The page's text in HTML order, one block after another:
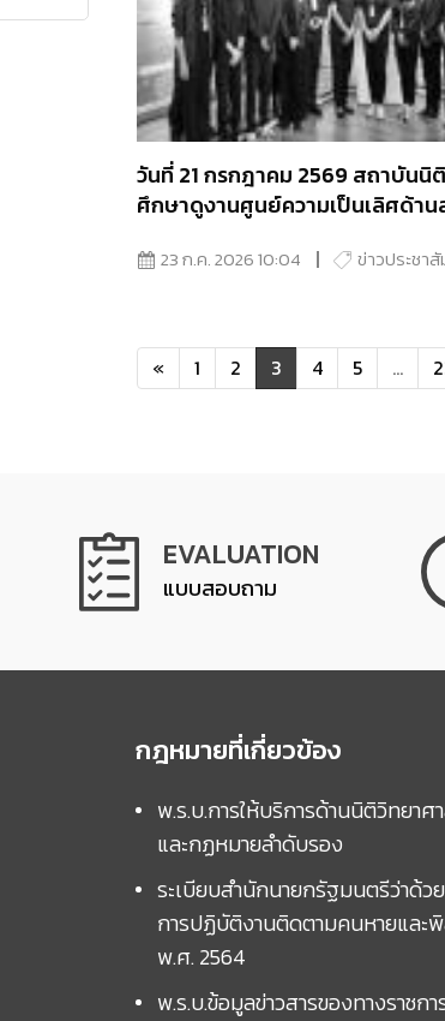
วันที่ 21 กรกฎาคม 2569 สถาบันนิ
ศึกษาดูงานศูนย์ความเป็นเลิศด้าน
แนวทางตรวจพิสูจน์หลักฐานทางพื
23 ก.ค. 2026 10:04 ข่าวประชา
« 1 2 3 4 5 ...
EVALUATION
แบบสอบถาม
กฎหมายที่เกี่ยวข้อง
พ.ร.บ.การให้บริการด้านนิติวิทยา
และกฏหมายลำดับรอง
ระเบียบสำนักนายกรัฐมนตรีว่าด้
การปฏิบัติงานติดตามคนหายแล
พ.ศ. 2564
พ.ร.บ.ข้อมูลข่าวสารของทางราชก